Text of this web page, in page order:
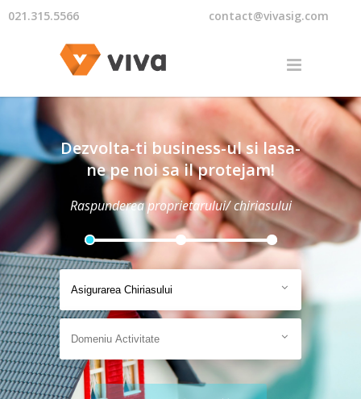
021.315.5566 contact@vivasig.com
Dezvolta-ti business-ul si lasa-
ne pe noi sa il protejam!
Raspunderea proprietarului/ chiriasului